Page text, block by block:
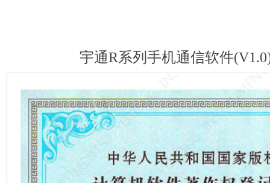
宇通R系列手机通信软件